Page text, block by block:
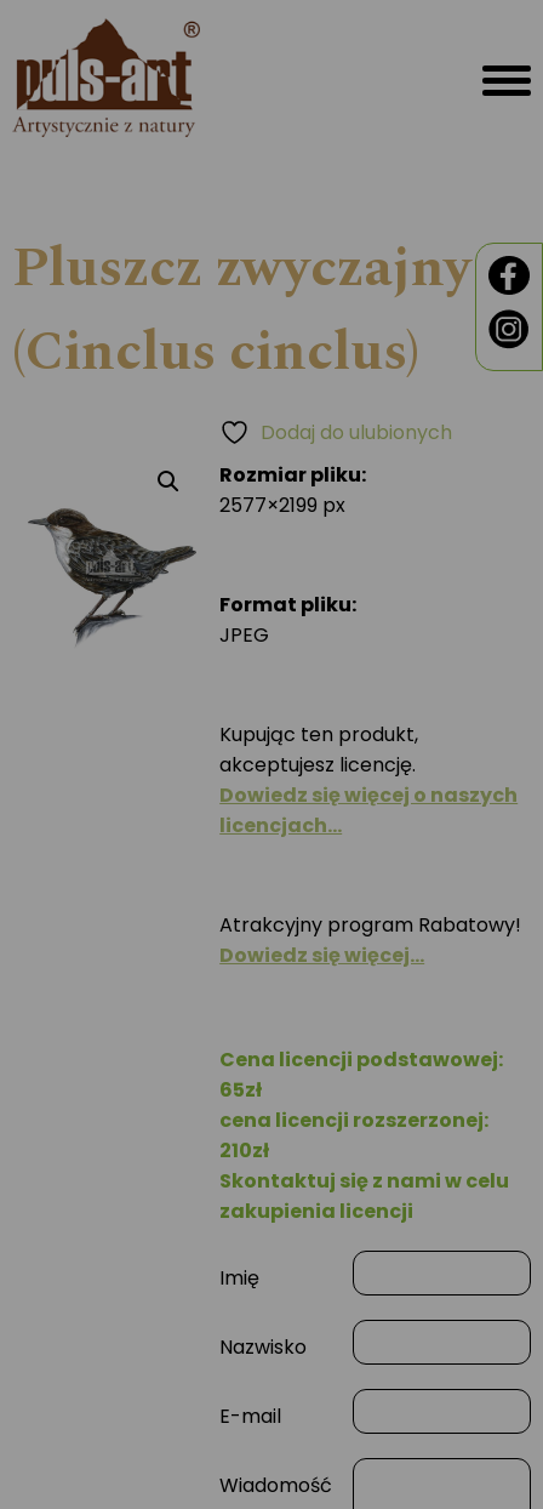
Pluszcz zwyczajny
(Cinclus cinclus)
Rozmiar pliku:
2577×2199 px
Format pliku:
JPEG
Kupując ten produkt,
akceptujesz licencję.
Dowiedz się więcej o naszych
licencjach…
Atrakcyjny program Rabatowy!
Dowiedz się więcej…
Cena licencji podstawowej:
65zł
cena licencji rozszerzonej:
210zł
Skontaktuj się z nami w celu
zakupienia licencji
Imię
Nazwisko
E-mail
Wiadomość
Dodaj do ulubionych